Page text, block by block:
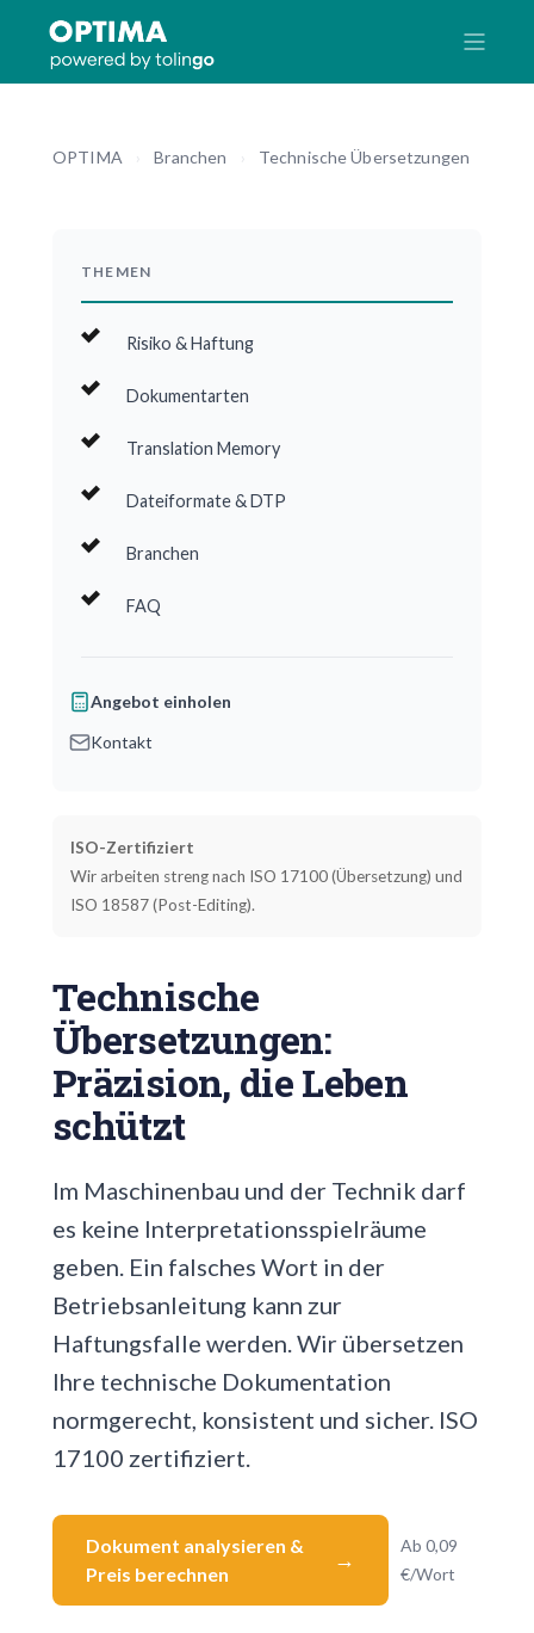
OPTIMA Branchen Technische Übersetzungen
Technische
Übersetzungen:
Präzision, die Leben
schützt
Im Maschinenbau und der Technik darf
es keine Interpretationsspielräume
geben. Ein falsches Wort in der
Betriebsanleitung kann zur
Haftungsfalle werden. Wir übersetzen
Ihre technische Dokumentation
normgerecht, konsistent und sicher. ISO
17100 zertifiziert.
Dokument analysieren &
Preis berechnen
Ab 0,09
€/Wort
THEMEN
Risiko & Haftung
Dokumentarten
Translation Memory
Dateiformate & DTP
Branchen
FAQ
Angebot einholen
Kontakt
ISO-Zertifiziert
Wir arbeiten streng nach ISO 17100 (Übersetzung) und
ISO 18587 (Post-Editing).